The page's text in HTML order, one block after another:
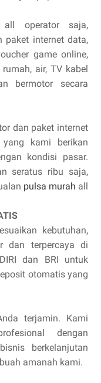
all operator saja,
paket internet data,
game online,
air, TV kabel
bermotor secara
dan paket internet
kami berikan
kondisi pasar.
seratus ribu saja,
pulsa murah all
kebutuhan,
dan terpercaya di
dan BRI untuk
otomatis yang
terjamin. Kami
dengan
berkelanjutan
amanah kami.